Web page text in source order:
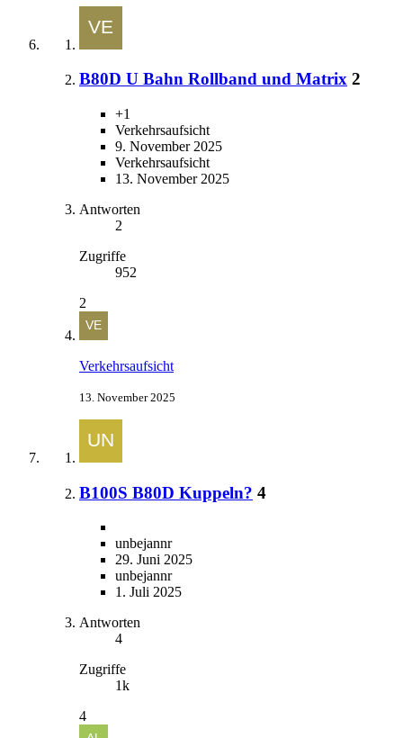
B80D U Bahn Rollband und Matrix 2
+1
Verkehrsaufsicht
9. November 2025
Verkehrsaufsicht
13. November 2025
Antworten
2
Zugriffe
952
2
Verkehrsaufsicht
13. November 2025
B100S B80D Kuppeln? 4
unbejannr
29. Juni 2025
unbejannr
1. Juli 2025
Antworten
4
Zugriffe
1k
4